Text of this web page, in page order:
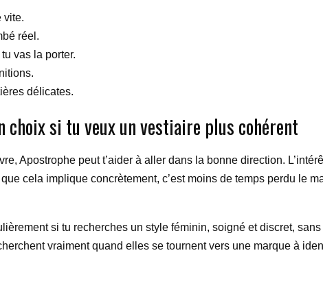
vite.
réel.
vas la porter.
délicates.
choix si tu veux un vestiaire plus cohérent
Apostrophe peut t’aider à aller dans la bonne direction.
cela implique concrètement, c’est moins de temps perdu le
si tu recherches un style féminin, soigné et discret,
vraiment quand elles se tournent vers une marque à